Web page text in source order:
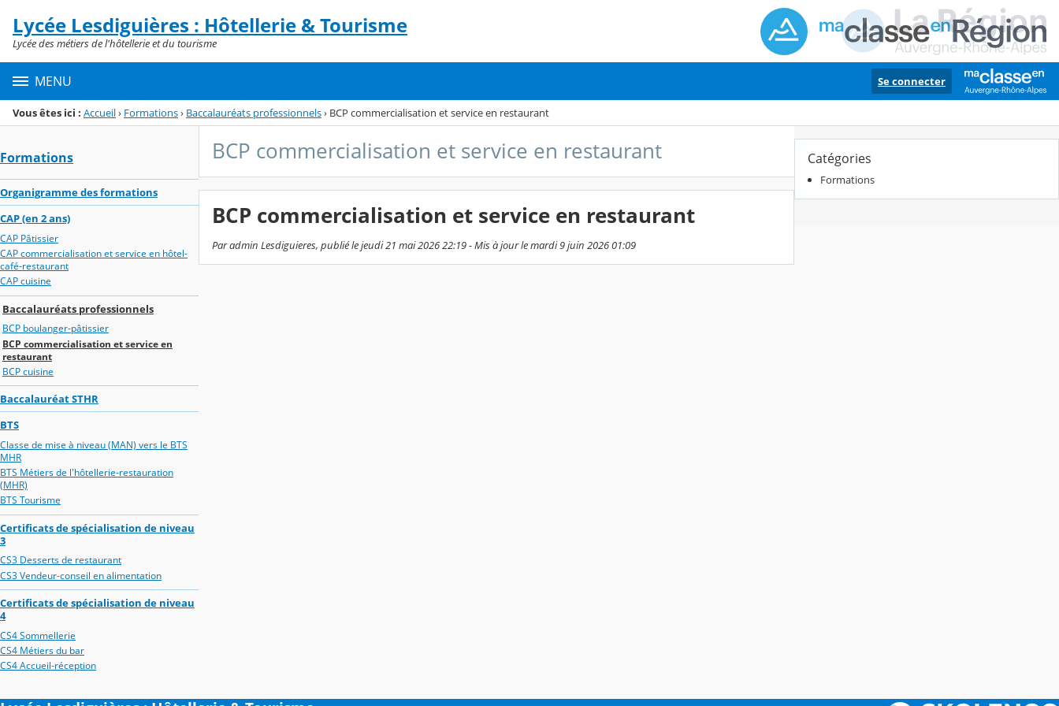
Menu de la rubrique
Contenu
Lycée Lesdiguières : Hôtellerie & Tourisme
Lycée des métiers de l'hôtellerie et du tourisme
MENU Se connecter
Vous êtes ici : Accueil› Formations› Baccalauréats professionnels› BCP commercialisation et service en restaurant
Formations
Organigramme des formations
CAP (en 2 ans)
CAP Pâtissier
CAP commercialisation et service en hôtel-
café-restaurant
CAP cuisine
Baccalauréats professionnels
BCP boulanger-pâtissier
BCP commercialisation et service en
restaurant
BCP cuisine
Baccalauréat STHR
BTS
Classe de mise à niveau (MAN) vers le BTS
MHR
BTS Métiers de l'hôtellerie-restauration
(MHR)
BTS Tourisme
Certificats de spécialisation de niveau
3
CS3 Desserts de restaurant
CS3 Vendeur-conseil en alimentation
Certificats de spécialisation de niveau
4
CS4 Sommellerie
CS4 Métiers du bar
CS4 Accueil-réception
BCP commercialisation et service en restaurant
BCP commercialisation et service en restaurant
Par admin Lesdiguieres, publié le jeudi 21 mai 2026 22:19 - Mis à jour le mardi 9 juin 2026 01:09
Catégories
Formations